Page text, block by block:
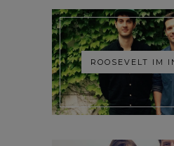
ROOSEVELT IM